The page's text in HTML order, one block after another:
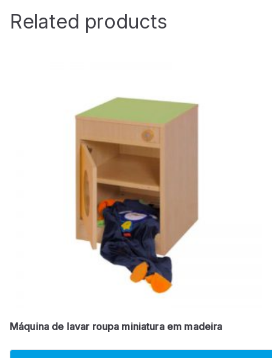
Related products
Máquina de lavar roupa miniatura em madeira